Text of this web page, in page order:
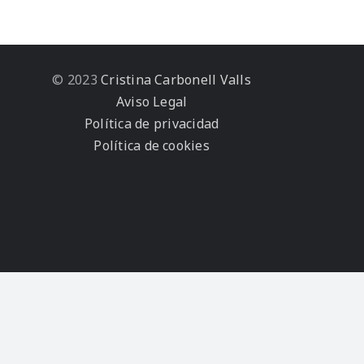
© 2023 Cristina Carbonell Valls
Aviso Legal
Política de privacidad
Política de cookies